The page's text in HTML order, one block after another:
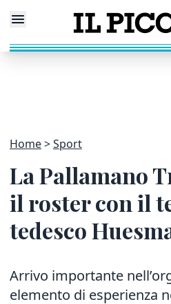
Home Sport
La Pallamano
il roster con il
tedesco
Arrivo importante
elemento di esperienza